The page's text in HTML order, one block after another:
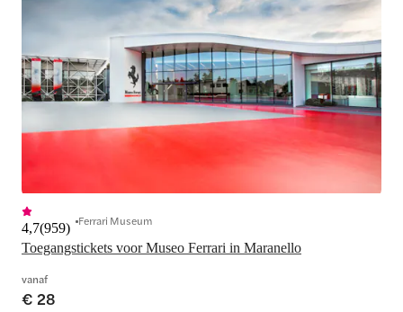
Toegangstickets voor Museo Ferrari in Maranello
4,7(959) Ferrari Museum
vanaf
€ 28